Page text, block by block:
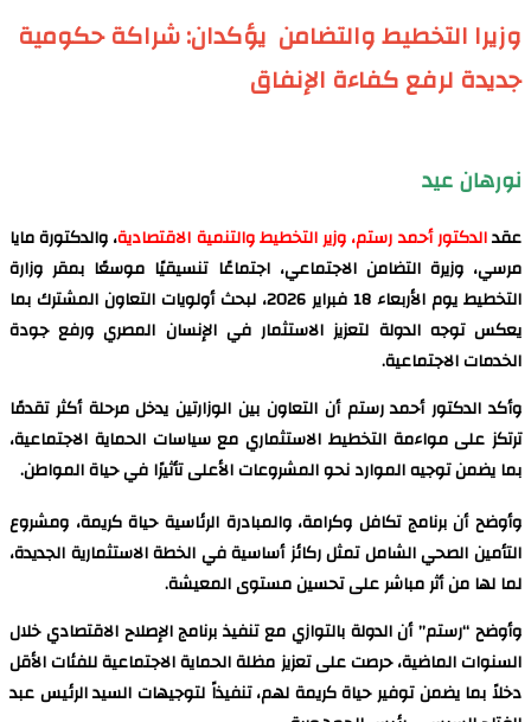
وزيرا التخطيط والتضامن يؤكدان: شراكة حكومية
جديدة لرفع كفاءة الإنفاق
نورهان عيد
عقدالدكتور أحمد رستم، وزير التخطيط والتنمية الاقتصادية، والدكتورة مايا
مرسي، وزيرة التضامن الاجتماعي، اجتماعًا تنسيقيًا موسعًا بمقر وزارة
التخطيط يوم الأربعاء 18 فبراير 2026، لبحث أولويات التعاون المشترك بما
يعكس توجه الدولة لتعزيز الاستثمار في الإنسان المصري ورفع جودة
الخدمات الاجتماعية.
وأكد الدكتور أحمد رستم أن التعاون بين الوزارتين يدخل مرحلة أكثر تقدمًا
ترتكز على مواءمة التخطيط الاستثماري مع سياسات الحماية الاجتماعية،
بما يضمن توجيه الموارد نحو المشروعات الأعلى تأثيرًا في حياة المواطن.
وأوضح أن برنامج تكافل وكرامة، والمبادرة الرئاسية حياة كريمة، ومشروع
التأمين الصحي الشامل تمثل ركائز أساسية في الخطة الاستثمارية الجديدة،
لما لها من أثر مباشر على تحسين مستوى المعيشة.
وأوضح “رستم” أن الدولة بالتوازي مع تنفيذ برنامج الإصلاح الاقتصادي خلال
السنوات الماضية، حرصت على تعزيز مظلة الحماية الاجتماعية للفئات الأقل
دخلاً بما يضمن توفير حياة كريمة لهم، تنفيذاً لتوجيهات السيد الرئيس عبد